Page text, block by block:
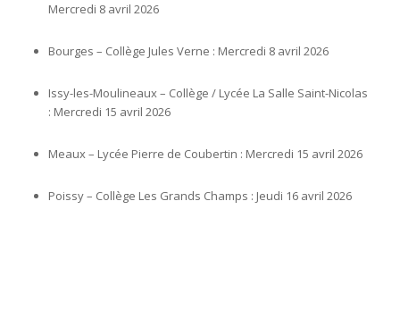
Mercredi 8 avril 2026
Bourges – Collège Jules Verne : Mercredi 8 avril 2026
Issy-les-Moulineaux – Collège / Lycée La Salle Saint-Nicolas
: Mercredi 15 avril 2026
Meaux – Lycée Pierre de Coubertin : Mercredi 15 avril 2026
Poissy – Collège Les Grands Champs : Jeudi 16 avril 2026